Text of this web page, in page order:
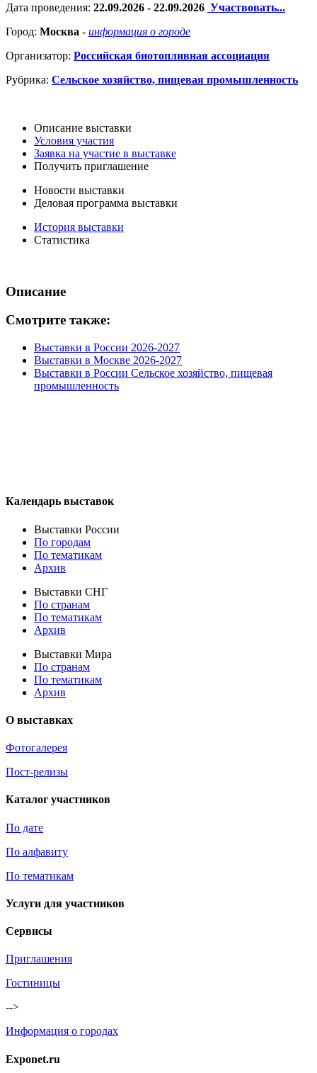
Дата проведения: 22.09.2026 - 22.09.2026 Участвовать...
Город: Москва - информация о городе
Организатор: Российская биотопливная ассоциация
Рубрика: Сельское хозяйство, пищевая промышленность
Описание выставки
Условия участия
Заявка на участие в выставке
Получить приглашение
Новости выставки
Деловая программа выставки
История выставки
Статистика
Описание
Смотрите также:
Выставки в России 2026-2027
Выставки в Москве 2026-2027
Выставки в России Сельское хозяйство, пищевая
промышленность
Календарь выставок
Выставки России
По городам
По тематикам
Архив
Выставки СНГ
По странам
По тематикам
Архив
Выставки Мира
По странам
По тематикам
Архив
О выставках
Фотогалерея
Пост-релизы
Каталог участников
По дате
По алфавиту
По тематикам
Услуги для участников
Сервисы
Приглашения
Гостиницы
-->
Информация о городах
Exponet.ru